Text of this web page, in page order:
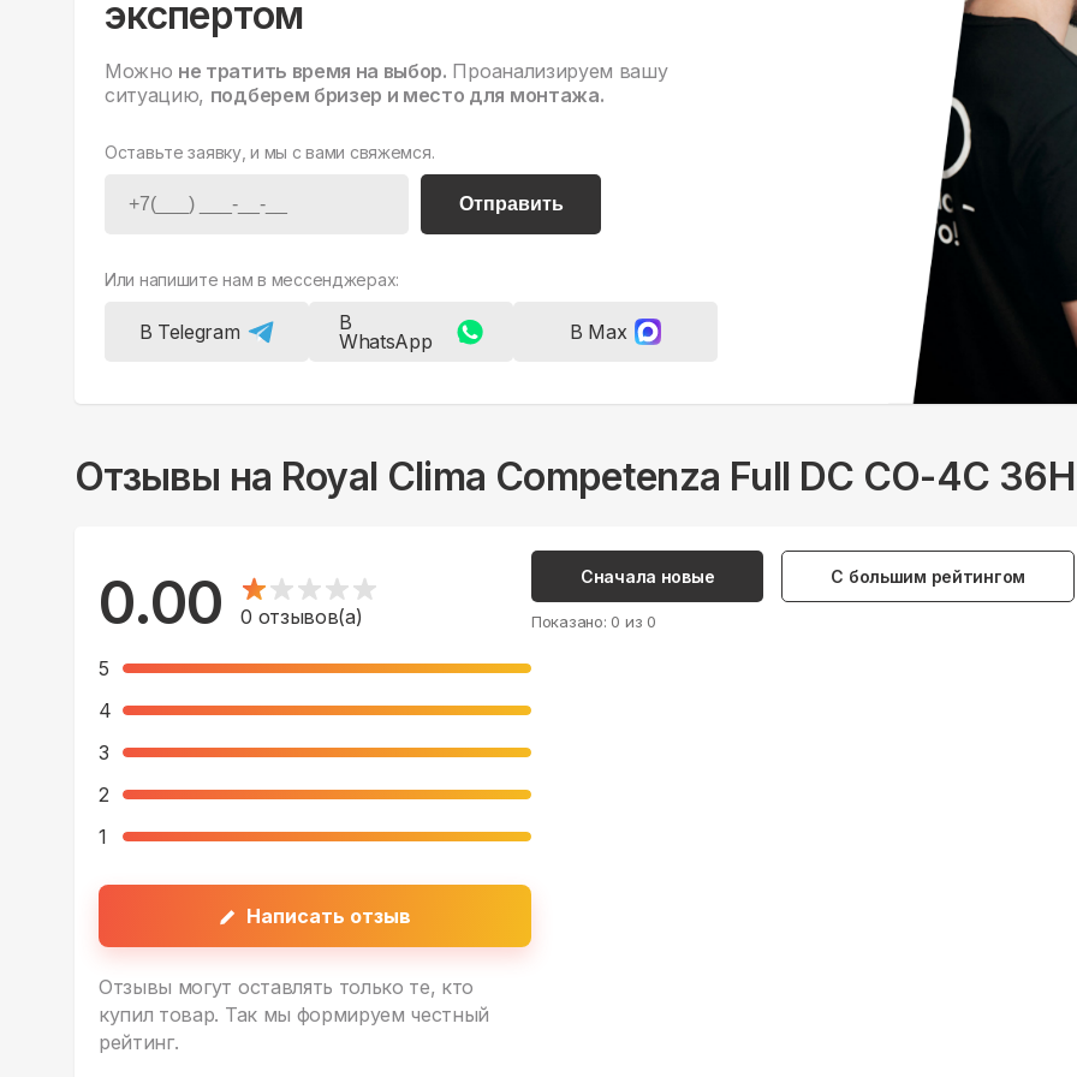
экспертом
Можно не тратить время на выбор. Проанализируем вашу
ситуацию, подберем бризер и место для монтажа.
Оставьте заявку, и мы с вами свяжемся.
Отправить
Или напишите нам в мессенджерах:
В Telegram
В
WhatsApp
В Max
Отзывы на Royal Clima Competenza Full DC CO-4C
0.00 0 отзывов(а)
5
4
3
2
1
Написать отзыв
Отзывы могут оставлять только те, кто
купил товар. Так мы формируем честный
рейтинг.
Сначала новые С большим рейтингом
Показано: 0 из 0